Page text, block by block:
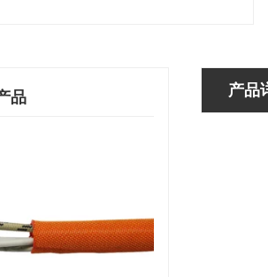
品 产品